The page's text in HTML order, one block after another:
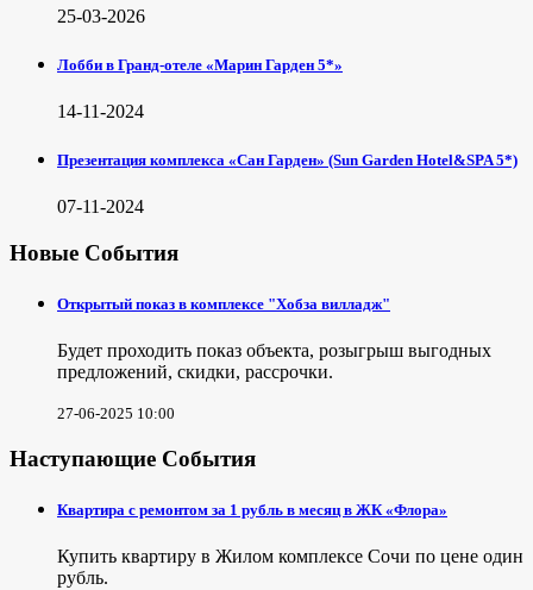
25-03-2026
Лобби в Гранд-отеле «Марин Гарден 5*»
14-11-2024
Презентация комплекса «Сан Гарден» (Sun Garden Hotel&SPA 5*)
07-11-2024
Новые События
Открытый показ в комплексе "Хобза вилладж"
Будет проходить показ объекта, розыгрыш выгодных
предложений, скидки, рассрочки.
27-06-2025 10:00
Наступающие События
Квартира с ремонтом за 1 рубль в месяц в ЖК «Флора»
Купить квартиру в Жилом комплексе Сочи по цене один
рубль.